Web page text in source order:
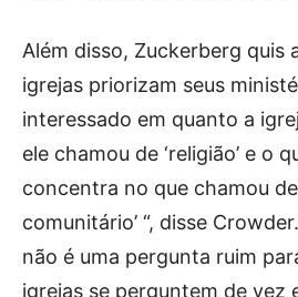
Além disso, Zuckerberg quis
igrejas priorizam seus
interessado em quanto a
ele chamou de ‘religião’ e o
concentra no que chamou de
comunitário’ “, disse
não é uma pergunta ruim
igrejas se perguntem de vez